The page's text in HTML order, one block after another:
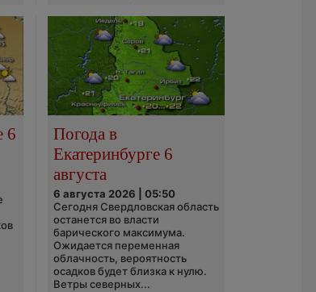
6
Погода в
Екатеринбурге 6
августа
6 августа 2026 | 05:50
Сегодня Свердловская область
останется во власти
барического максимума.
Ожидается переменная
облачность, вероятность
осадков будет близка к нулю.
Ветры северных...